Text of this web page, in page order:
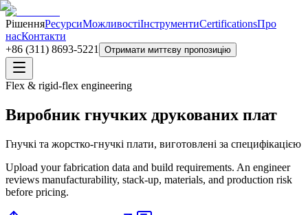
РішенняРесурсиМожливостіІнструментиCertificationsПро
насКонтакти
+86 (311) 8693-5221
Отримати миттєву пропозицію
Flex & rigid-flex engineering
Виробник гнучких друкованих плат
Гнучкі та жорстко-гнучкі плати, виготовлені за специфікацією
Upload your fabrication data and build requirements. An engineer
reviews manufacturability, stack-up, materials, and production risk
before pricing.